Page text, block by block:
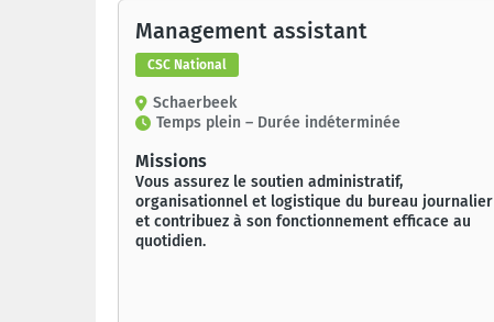
Management assistant
CSC National
Schaerbeek
Temps plein – Durée indéterminée
Missions
Vous assurez le soutien administratif,
organisationnel et logistique du bureau journalier
et contribuez à son fonctionnement efficace au
quotidien.